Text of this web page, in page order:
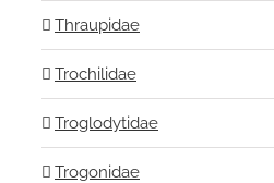
Thraupidae
Trochilidae
Troglodytidae
Trogonidae